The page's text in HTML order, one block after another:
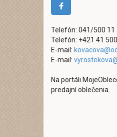
Telefón: 041/500 11
Telefón: +421 41
E-mail:
E-mail:
Na portáli
predajní oblečenia.